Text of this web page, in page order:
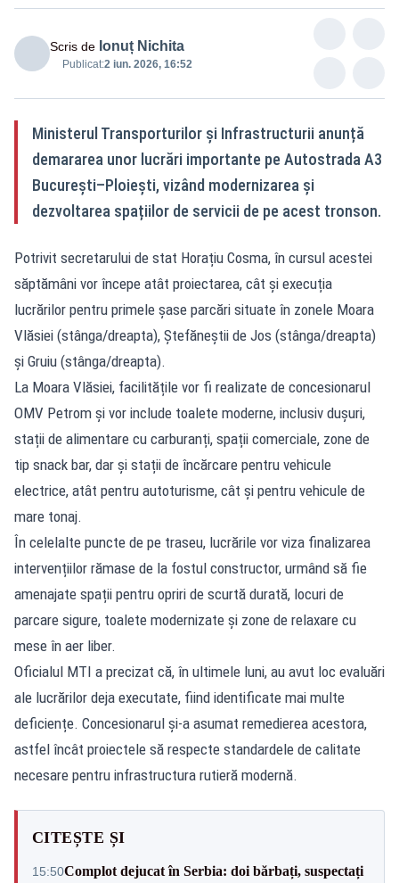
Scris de Ionuț Nichita
Publicat:2 iun. 2026, 16:52
Ministerul Transporturilor și Infrastructurii anunță
demararea unor lucrări importante pe Autostrada A3
București–Ploiești, vizând modernizarea și
dezvoltarea spațiilor de servicii de pe acest tronson.
Potrivit secretarului de stat Horațiu Cosma, în cursul acestei
săptămâni vor începe atât proiectarea, cât și execuția
lucrărilor pentru primele șase parcări situate în zonele Moara
Vlăsiei (stânga/dreapta), Ștefăneștii de Jos (stânga/dreapta)
și Gruiu (stânga/dreapta).
La Moara Vlăsiei, facilitățile vor fi realizate de concesionarul
OMV Petrom și vor include toalete moderne, inclusiv dușuri,
stații de alimentare cu carburanți, spații comerciale, zone de
tip snack bar, dar și stații de încărcare pentru vehicule
electrice, atât pentru autoturisme, cât și pentru vehicule de
mare tonaj.
În celelalte puncte de pe traseu, lucrările vor viza finalizarea
intervențiilor rămase de la fostul constructor, urmând să fie
amenajate spații pentru opriri de scurtă durată, locuri de
parcare sigure, toalete modernizate și zone de relaxare cu
mese în aer liber.
Oficialul MTI a precizat că, în ultimele luni, au avut loc evaluări
ale lucrărilor deja executate, fiind identificate mai multe
deficiențe. Concesionarul și-a asumat remedierea acestora,
astfel încât proiectele să respecte standardele de calitate
necesare pentru infrastructura rutieră modernă.
CITEȘTE ȘI
15:50Complot dejucat în Serbia: doi bărbați, suspectați